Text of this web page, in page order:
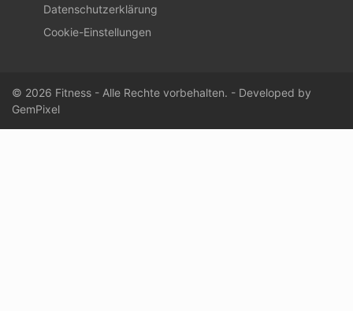
Datenschutzerklärung
Cookie-Einstellungen
© 2026 Fitness - Alle Rechte vorbehalten. - Developed by
GemPixel